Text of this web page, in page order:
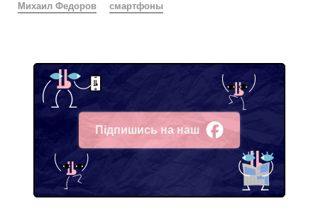
Михаил Федоров
смартфоны
Підпишись на наш
Facebook